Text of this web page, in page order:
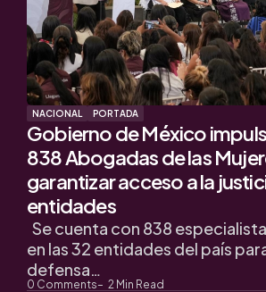
NACIONAL PORTADA
Gobierno de México
838 Abogadas de las
garantizar acceso a la
entidades
0 Comments 2 Min Read
Se cuenta con 838
en las 32 entidades del país
defensa…